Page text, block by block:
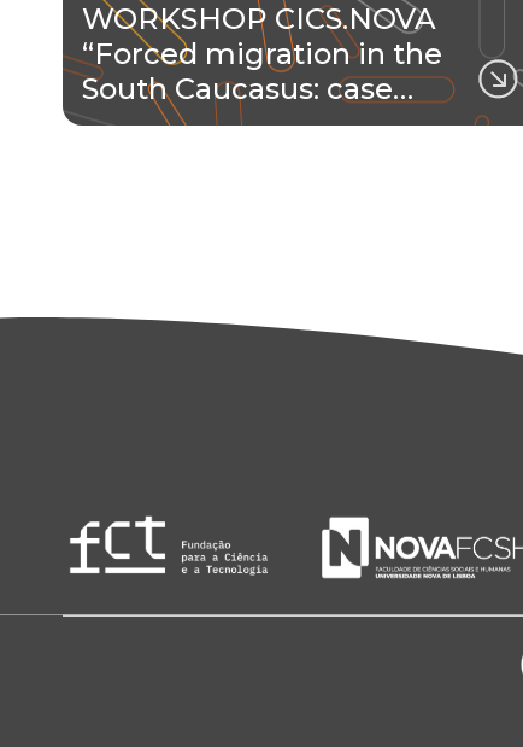
WORKSHOP CICS.NOVA
“Forced migration in the
South Caucasus: case…